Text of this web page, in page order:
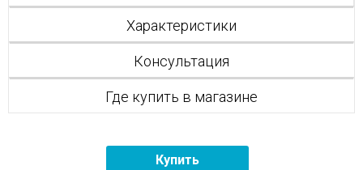
Характеристики
Консультация
Где купить в магазине
Купить